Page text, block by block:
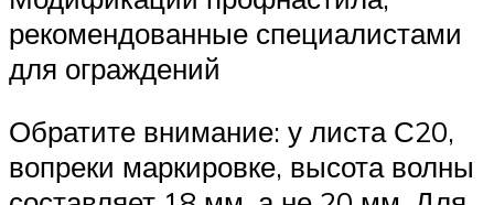
рекомендованные специалистами
для ограждений
Обратите внимание: у листа С20,
вопреки маркировке, высота волны